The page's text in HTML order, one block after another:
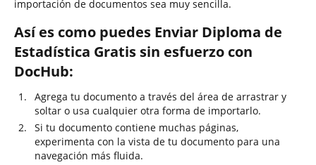
importación de documentos sea muy sencilla.
Así es como puedes Enviar Diploma de
Estadística Gratis sin esfuerzo con
DocHub:
Agrega tu documento a través del área de arrastrar y
soltar o usa cualquier otra forma de importarlo.
Si tu documento contiene muchas páginas,
experimenta con la vista de tu documento para una
navegación más fluida.